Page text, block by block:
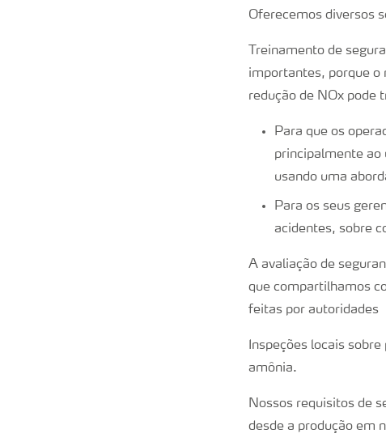
Oferecemos diversos
Treinamento de
importantes, porque o
redução de NOx pode
Para que os
principalmente ao
usando uma
Para os seus
acidentes, sobre
A avaliação de
que compartilhamos
feitas por autoridades
Inspeções locais
amônia.
Nossos requisitos de
desde a produção em